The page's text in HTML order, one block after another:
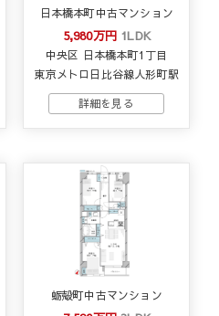
日本橋本町中古マンション
5,980万円 1LDK
中央区 日本橋本町1丁目
東京メトロ日比谷線人形町駅
蛎殻町中古マンション